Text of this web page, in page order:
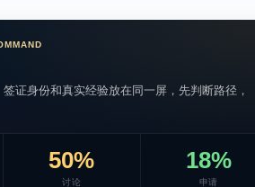
证身份和真实经验放在同一屏，先判断路径，
50%
讨论
18%
申请